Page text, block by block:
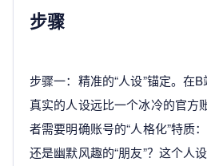
步骤
步骤一：精准的“人设”锚定。在B
真实的人设远比一个冰冷的官方
者需要明确账号的“人格化”特质：
还是幽默风趣的“朋友”？这个人